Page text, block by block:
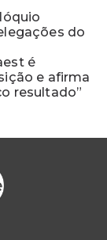
do
é
e afirma
resultado”